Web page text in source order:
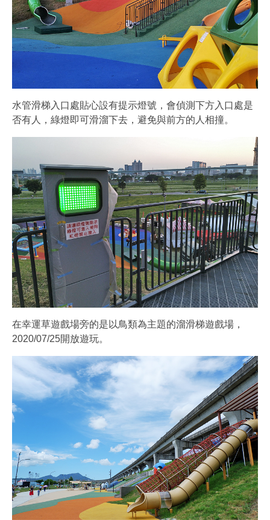
水管滑梯入口處貼心設有提示燈號，會偵測下方入口處是
否有人，綠燈即可滑溜下去，避免與前方的人相撞。
在幸運草遊戲場旁的是以鳥類為主題的溜滑梯遊戲場，
2020/07/25開放遊玩。